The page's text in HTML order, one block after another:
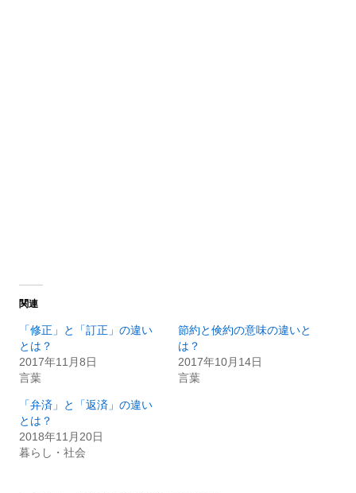
関連
「修正」と「訂正」の違い
とは？
2017年11月8日
言葉
節約と倹約の意味の違いと
は？
2017年10月14日
言葉
「弁済」と「返済」の違い
とは？
2018年11月20日
暮らし・社会